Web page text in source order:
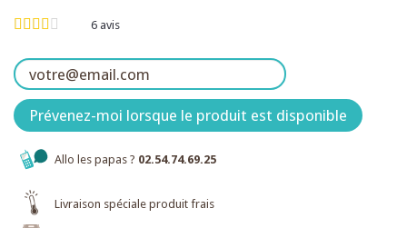
6 avis
Prévenez-moi lorsque le produit est disponible
Allo les papas ? 02.54.74.69.25
Livraison spéciale produit frais